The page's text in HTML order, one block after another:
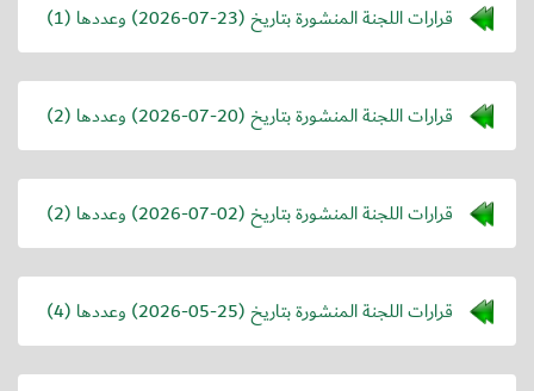
قرارات اللجنة المنشورة بتاريخ (2026-07-23) وعددها (1)
قرارات اللجنة المنشورة بتاريخ (2026-07-20) وعددها (2)
قرارات اللجنة المنشورة بتاريخ (2026-07-02) وعددها (2)
قرارات اللجنة المنشورة بتاريخ (2026-05-25) وعددها (4)